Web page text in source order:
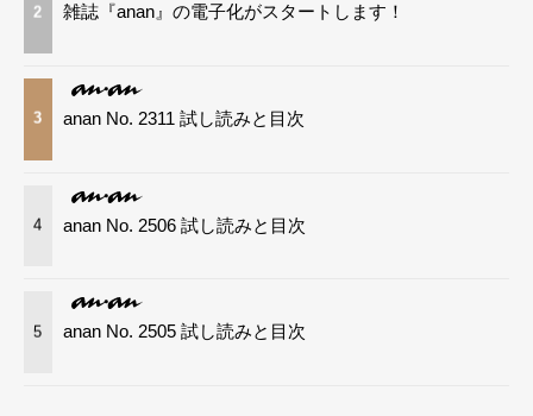
2 雑誌『anan』の電子化がスタートします！
3 anan No. 2311 試し読みと目次
4 anan No. 2506 試し読みと目次
5 anan No. 2505 試し読みと目次